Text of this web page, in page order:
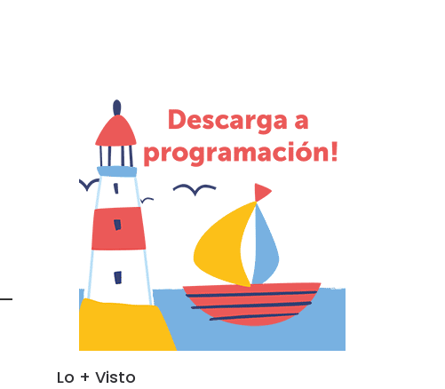
Lo + Visto